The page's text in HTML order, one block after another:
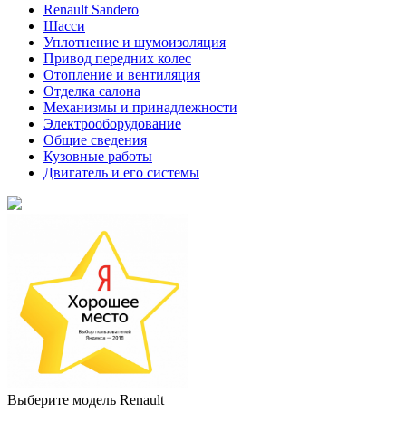
Renault Sandero
Шасси
Уплотнение и шумоизоляция
Привод передних колес
Отопление и вентиляция
Отделка салона
Механизмы и принадлежности
Электрооборудование
Общие сведения
Кузовные работы
Двигатель и его системы
Выберите модель Renault